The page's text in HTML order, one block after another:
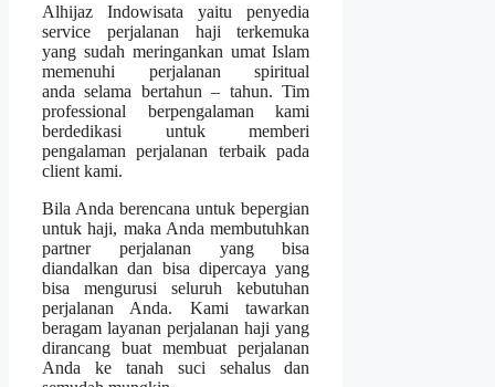
Alhijaz Indowisata yaitu penyedia
service perjalanan haji terkemuka
yang sudah meringankan umat Islam
memenuhi perjalanan spiritual
anda selama bertahun – tahun. Tim
professional berpengalaman kami
berdedikasi untuk memberi
pengalaman perjalanan terbaik pada
client kami.
Bila Anda berencana untuk bepergian
untuk haji, maka Anda membutuhkan
partner perjalanan yang bisa
diandalkan dan bisa dipercaya yang
bisa mengurusi seluruh kebutuhan
perjalanan Anda. Kami tawarkan
beragam layanan perjalanan haji yang
dirancang buat membuat perjalanan
Anda ke tanah suci sehalus dan